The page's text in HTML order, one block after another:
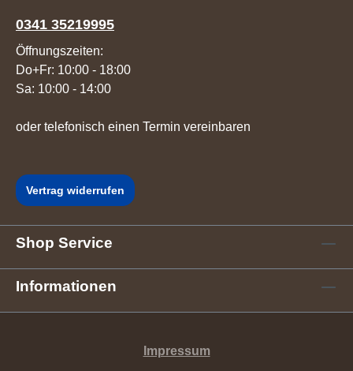
0341 35219995
Öffnungszeiten:
Do+Fr: 10:00 - 18:00
Sa: 10:00 - 14:00
oder telefonisch einen Termin vereinbaren
Vertrag widerrufen
Shop Service
Informationen
Impressum